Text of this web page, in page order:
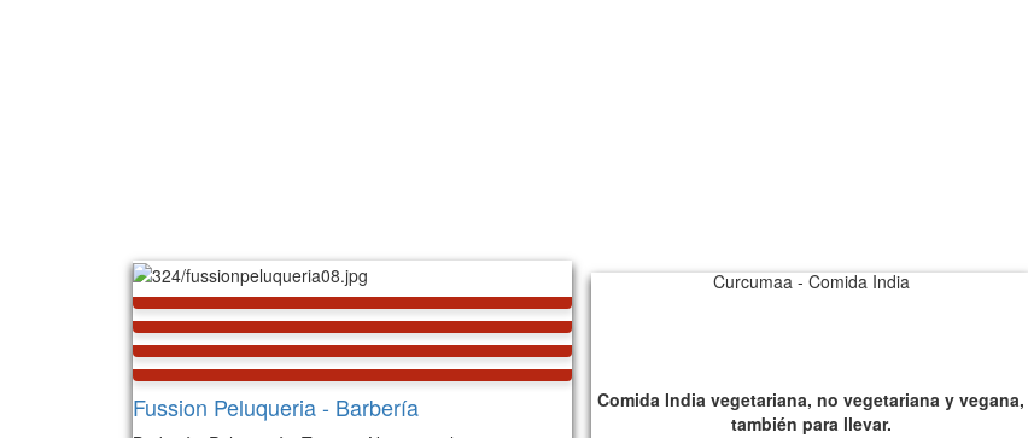
Fussion Peluqueria - Barbería
Curcumaa - Comida India
Comida India vegetariana, no vegetariana y vegana,
también para llevar.